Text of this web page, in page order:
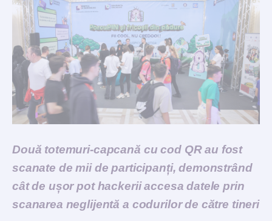
Două totemuri-capcană cu cod QR au fost
scanate de mii de participanți,demonstrând
cât de ușor pot hackerii accesa datele prin
scanarea neglijentă a codurilor de către tineri